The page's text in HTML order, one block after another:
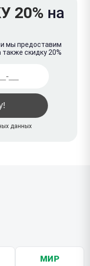
20% на
мы предоставим
скидку 20%
данных
МИР